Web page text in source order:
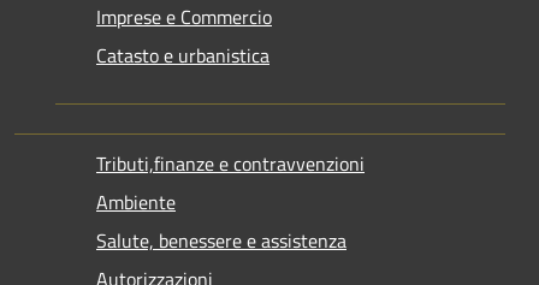
Imprese e Commercio
Catasto e urbanistica
Tributi,finanze e contravvenzioni
Ambiente
Salute, benessere e assistenza
Autorizzazioni